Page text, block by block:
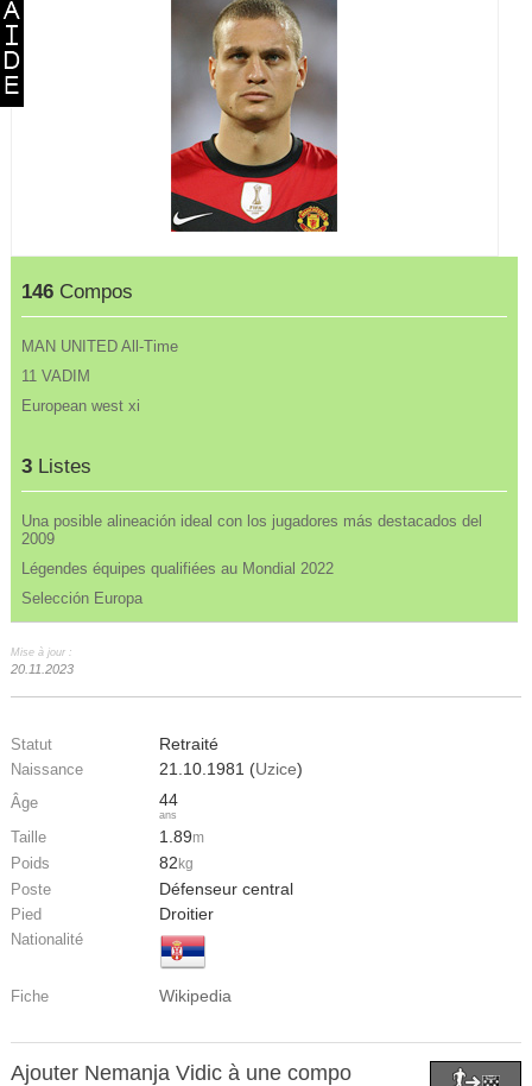
146 Compos
MAN UNITED All-Time
11 VADIM
European west xi
3 Listes
Una posible alineación ideal con los jugadores más destacados del
2009
Légendes équipes qualifiées au Mondial 2022
Selección Europa
Mise à jour :
20.11.2023
Statut Retraité
Naissance 21.10.1981 (Uzice)
Âge 44
ans
Taille 1.89m
Poids 82 kg
Poste Défenseur central
Pied Droitier
Nationalité
Fiche Wikipedia
Ajouter Nemanja Vidic à une compo